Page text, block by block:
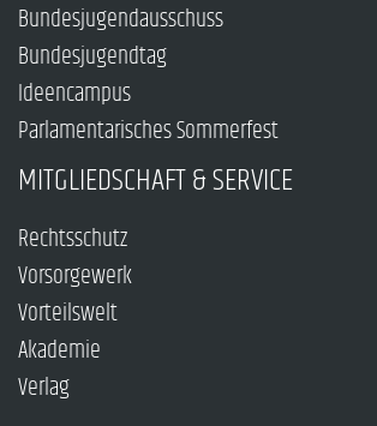
Bundesjugendausschuss
Bundesjugendtag
Ideencampus
Parlamentarisches Sommerfest
MITGLIEDSCHAFT & SERVICE
Rechtsschutz
Vorsorgewerk
Vorteilswelt
Akademie
Verlag